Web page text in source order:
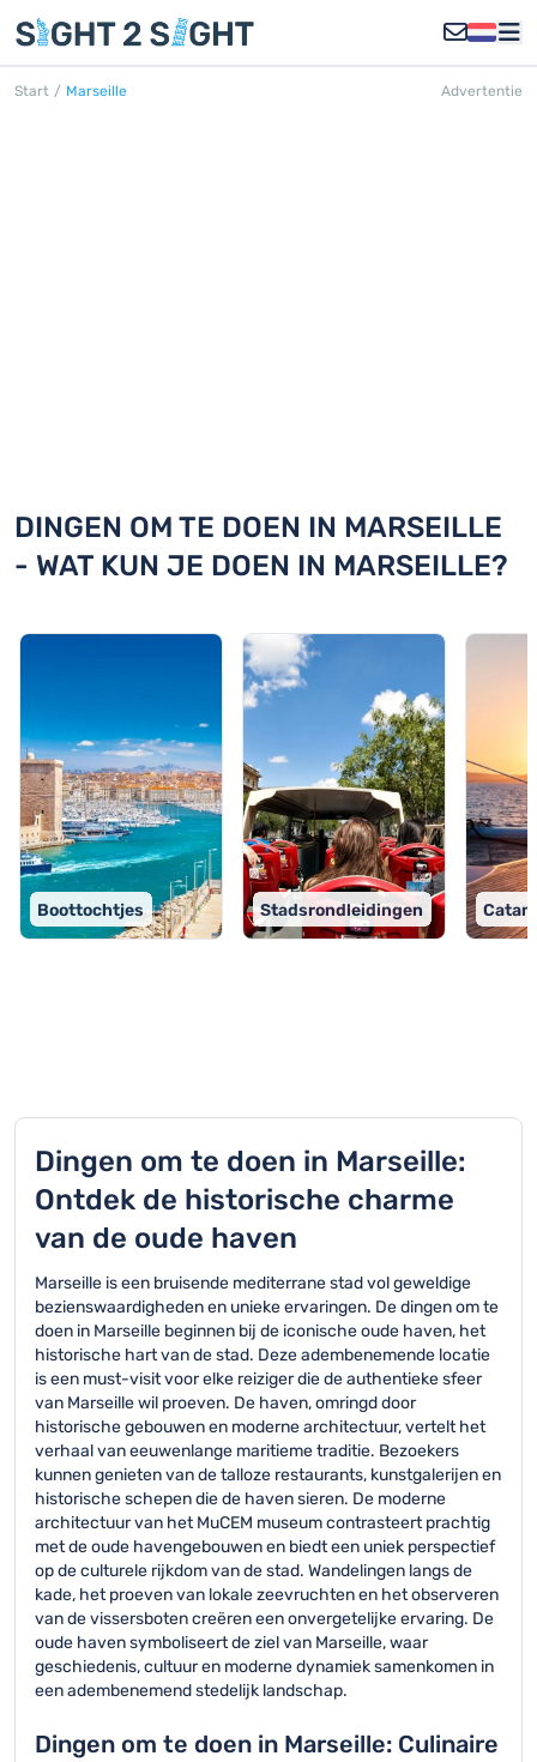
Start / Marseille Advertentie
DINGEN OM TE DOEN IN MARSEILLE
- WAT KUN JE DOEN IN MARSEILLE?
Boottochtjes Stadsrondleidingen
Dingen om te doen in Marseille:
Ontdek de historische charme
van de oude haven
Marseille is een bruisende mediterrane stad vol geweldige
bezienswaardigheden en unieke ervaringen. De dingen om te
doen in Marseille beginnen bij de iconische oude haven, het
historische hart van de stad. Deze adembenemende locatie
is een must-visit voor elke reiziger die de authentieke sfeer
van Marseille wil proeven. De haven, omringd door
historische gebouwen en moderne architectuur, vertelt het
verhaal van eeuwenlange maritieme traditie. Bezoekers
kunnen genieten van de talloze restaurants, kunstgalerijen en
historische schepen die de haven sieren. De moderne
architectuur van het MuCEM museum contrasteert prachtig
met de oude havengebouwen en biedt een uniek perspectief
op de culturele rijkdom van de stad. Wandelingen langs de
kade, het proeven van lokale zeevruchten en het observeren
van de vissersboten creëren een onvergetelijke ervaring. De
oude haven symboliseert de ziel van Marseille, waar
geschiedenis, cultuur en moderne dynamiek samenkomen in
een adembenemend stedelijk landschap.
Dingen om te doen in Marseille: Culinaire